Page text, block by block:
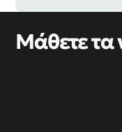
Μάθετε τα